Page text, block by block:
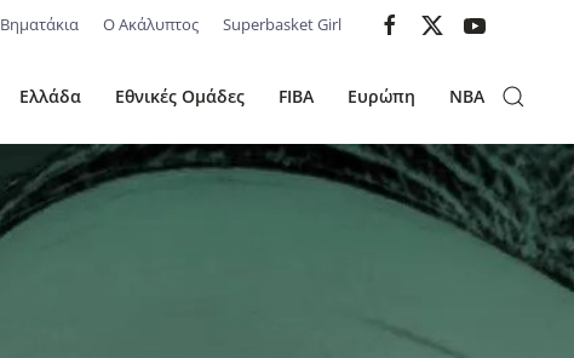
Βηματάκια Ο Ακάλυπτος Superbasket Girl
Ελλάδα Εθνικές Ομάδες FIBA Ευρώπη NBA